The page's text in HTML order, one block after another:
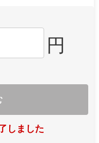
円
しました